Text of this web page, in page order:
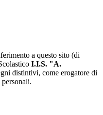
a questo sito (di
I.I.S. "A.
distintivi, come erogatore di